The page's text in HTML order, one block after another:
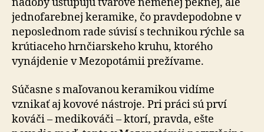
jednofarebnej keramike, čo pravdepodobne v
neposlednom rade súvisí s technikou rýchle sa
krútiaceho hrnčiarskeho kruhu, ktorého
vynájdenie v Mezopotámii prežívame.
Súčasne s maľovanou keramikou vidíme
vznikať aj kovové nástroje. Pri práci sú prví
kováči – medikováči – ktorí, pravda, ešte